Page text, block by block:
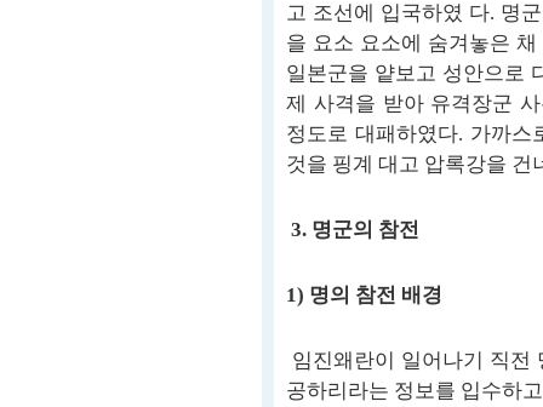
고 조선에 입국하였 다. 명
을 요소 요소에 숨겨놓은
일본군을 얕보고 성안으로
제 사격을 받아 유격장군
정도로 대패하였다. 가까
것을 핑계 대고 압록강을 건
3. 명군의 참전
1) 명의 참전 배경
임진왜란이 일어나기 직전
공하리라는 정보를 입수하